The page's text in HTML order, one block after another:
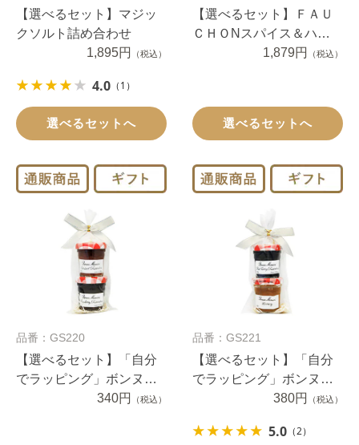
【選べるセット】マジッ
クソルト詰め合わせ
1,895円
（税込）
4.0 （1）
選べるセットへ
【選べるセット】ＦＡＵ
ＣＨＯNスパイス＆ハー
ブ4本詰め合わせ
1,879円 （税込）
選べるセットへ
品番：GS220
【選べるセット】「自分
でラッピング」ボンヌマ
マンプチジャム2個（１セ
340円 （税込）
品番：GS221
【選べるセット】「自分
でラッピング」ボンヌマ
マンプチジャムとハチミ
380円 （税込）
5.0 （2）